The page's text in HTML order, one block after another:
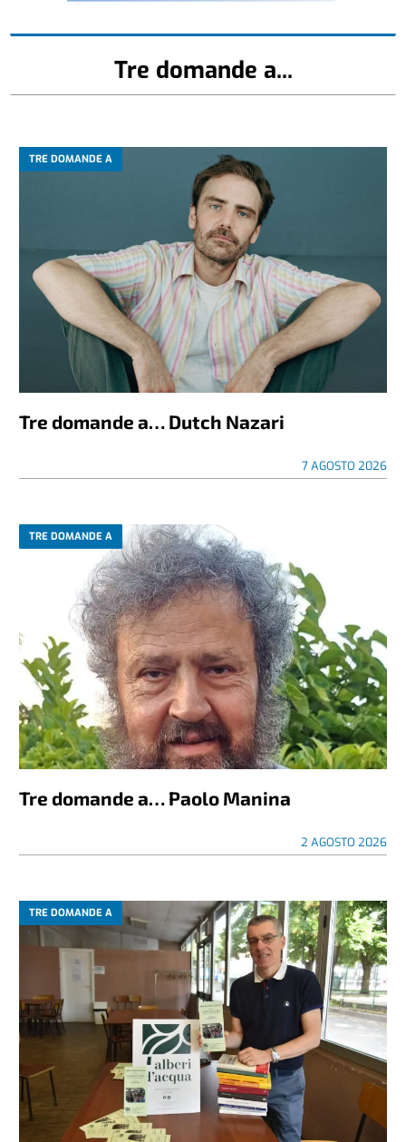
Tre domande a...
TRE DOMANDE A
Tre domande a… Dutch Nazari
7 AGOSTO 2026
TRE DOMANDE A
Tre domande a… Paolo Manina
2 AGOSTO 2026
TRE DOMANDE A